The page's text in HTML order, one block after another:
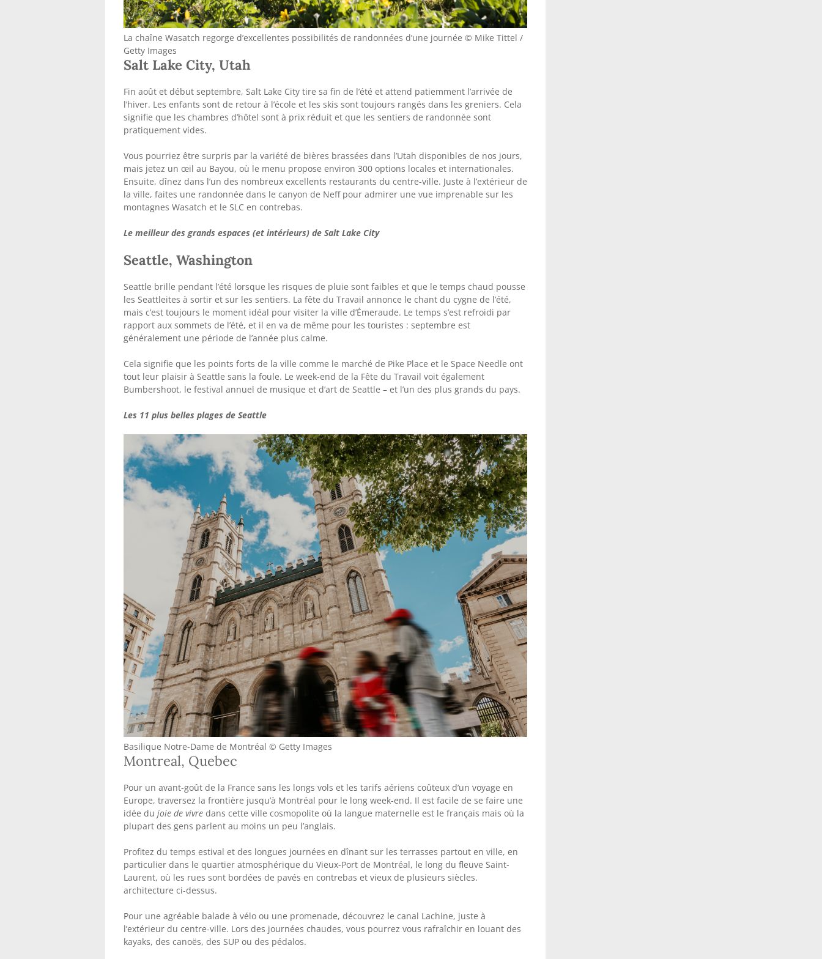
La chaîne Wasatch regorge d’excellentes possibilités de randonnées d’une journée © Mike Tittel /
Getty Images
Salt Lake City, Utah
Fin août et début septembre, Salt Lake City tire sa fin de l’été et attend patiemment l’arrivée de
l’hiver. Les enfants sont de retour à l’école et les skis sont toujours rangés dans les greniers. Cela
signifie que les chambres d’hôtel sont à prix réduit et que les sentiers de randonnée sont
pratiquement vides.
Vous pourriez être surpris par la variété de bières brassées dans l’Utah disponibles de nos jours,
mais jetez un œil au Bayou, où le menu propose environ 300 options locales et internationales.
Ensuite, dînez dans l’un des nombreux excellents restaurants du centre-ville. Juste à l’extérieur de
la ville, faites une randonnée dans le canyon de Neff pour admirer une vue imprenable sur les
montagnes Wasatch et le SLC en contrebas.
Le meilleur des grands espaces (et intérieurs) de Salt Lake City
Seattle, Washington
Seattle brille pendant l’été lorsque les risques de pluie sont faibles et que le temps chaud pousse
les Seattleites à sortir et sur les sentiers. La fête du Travail annonce le chant du cygne de l’été,
mais c’est toujours le moment idéal pour visiter la ville d’Émeraude. Le temps s’est refroidi par
rapport aux sommets de l’été, et il en va de même pour les touristes : septembre est
généralement une période de l’année plus calme.
Cela signifie que les points forts de la ville comme le marché de Pike Place et le Space Needle ont
tout leur plaisir à Seattle sans la foule. Le week-end de la Fête du Travail voit également
Bumbershoot, le festival annuel de musique et d’art de Seattle – et l’un des plus grands du pays.
Les 11 plus belles plages de Seattle
Basilique Notre-Dame de Montréal © Getty Images
Montreal, Quebec
Pour un avant-goût de la France sans les longs vols et les tarifs aériens coûteux d’un voyage en
Europe, traversez la frontière jusqu’à Montréal pour le long week-end. Il est facile de se faire une
idée du joie de vivre dans cette ville cosmopolite où la langue maternelle est le français mais où la
plupart des gens parlent au moins un peu l’anglais.
Profitez du temps estival et des longues journées en dînant sur les terrasses partout en ville, en
particulier dans le quartier atmosphérique du Vieux-Port de Montréal, le long du fleuve Saint-
Laurent, où les rues sont bordées de pavés en contrebas et vieux de plusieurs siècles.
architecture ci-dessus.
Pour une agréable balade à vélo ou une promenade, découvrez le canal Lachine, juste à
l’extérieur du centre-ville. Lors des journées chaudes, vous pourrez vous rafraîchir en louant des
kayaks, des canoës, des SUP ou des pédalos.